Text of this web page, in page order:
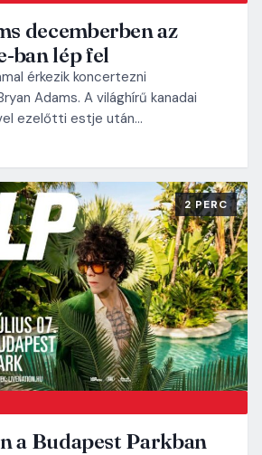
decemberben az
ban lép fel
érkezik koncertezni
Adams. A világhírű kanadai
ezelőtti estje után…
2 PERC
a Budapest Parkban